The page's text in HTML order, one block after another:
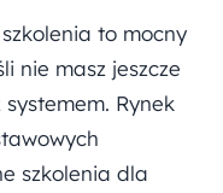
to mocny
nie masz jeszcze
Rynek
szkolenia dla